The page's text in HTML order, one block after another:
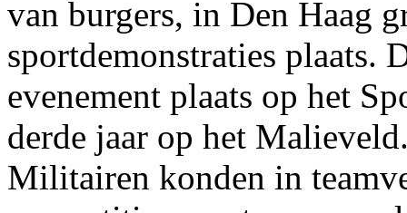
van burgers, in Den Haag
sportdemonstraties plaats.
evenement plaats op het
derde jaar op het
Militairen konden in